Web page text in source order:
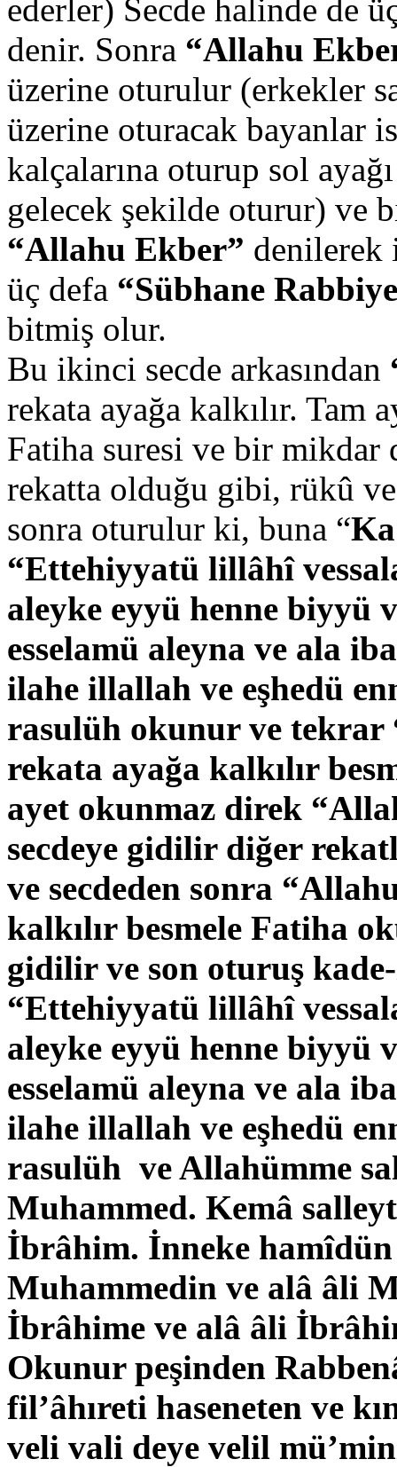
ederler) Secde halinde de
denir. Sonra “Allahu
üzerine oturulur (erkekler
üzerine oturacak bayanlar
kalçalarına oturup sol
gelecek şekilde oturur) ve
“Allahu Ekber” denilerek
üç defa “Sübhane
bitmiş olur.
Bu ikinci secde arkasından
rekata ayağa kalkılır. Tam
Fatiha suresi ve bir
rekatta olduğu gibi, rükû ve
sonra oturulur ki, buna “
“Ettehiyyatü lillâhî
aleyke eyyü henne biyyü
esselamü aleyna ve ala
ilahe illallah ve eşhedü
rasulüh okunur ve tekrar
rekata ayağa kalkılır
ayet okunmaz direk
secdeye gidilir diğer
ve secdeden sonra
kalkılır besmele Fatiha
gidilir ve son oturuş
“Ettehiyyatü lillâhî
aleyke eyyü henne biyyü
esselamü aleyna ve ala
ilahe illallah ve eşhedü
rasulüh ve Allahümme
Muhammed. Kemâ
İbrâhim. İnneke
Muhammedin ve alâ âli
İbrâhime ve alâ âli
Okunur peşinden
fil’âhıreti haseneten ve
veli vali deye velil